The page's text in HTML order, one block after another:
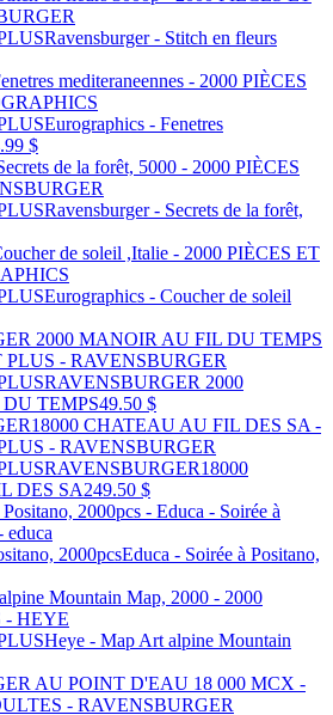
Ravensburger - Stitch en fleurs
Eurographics - Fenetres
$
Ravensburger - Secrets de la forêt,
Eurographics - Coucher de soleil
RAVENSBURGER 2000
TEMPS49.50 $
RAVENSBURGER18000
DES SA249.50 $
2000pcsEduca - Soirée à Positano,
Heye - Map Art alpine Mountain